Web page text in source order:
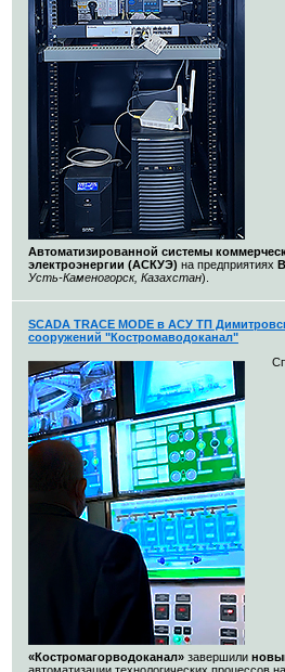
Автоматизированной системы
электроэнергии (АСКУЭ) на предприятиях
Усть-Каменогорск, Казахстан).
SCADA TRACE MODE в АСУ ТП
сооружений "Костромаводоканал"
«Костромагорводоканал» завершили